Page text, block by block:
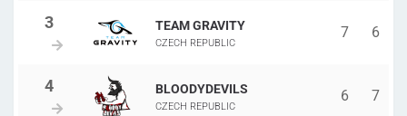
TEAM GRAVITY
CZECH REPUBLIC
7 6
BLOODYDEVILS
CZECH REPUBLIC
6 7